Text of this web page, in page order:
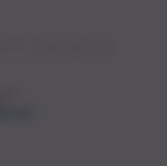
IA JURIDIQUES